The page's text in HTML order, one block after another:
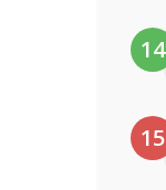
14
15